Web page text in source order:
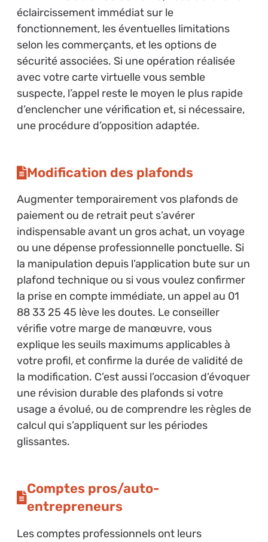
éclaircissement immédiat sur le
fonctionnement, les éventuelles limitations
selon les commerçants, et les options de
sécurité associées. Si une opération réalisée
avec votre carte virtuelle vous semble
suspecte, l’appel reste le moyen le plus rapide
d’enclencher une vérification et, si nécessaire,
une procédure d’opposition adaptée.
Modification des plafonds
Augmenter temporairement vos plafonds de
paiement ou de retrait peut s’avérer
indispensable avant un gros achat, un voyage
ou une dépense professionnelle ponctuelle. Si
la manipulation depuis l’application bute sur un
plafond technique ou si vous voulez confirmer
la prise en compte immédiate, un appel au 01
88 33 25 45 lève les doutes. Le conseiller
vérifie votre marge de manœuvre, vous
explique les seuils maximums applicables à
votre profil, et confirme la durée de validité de
la modification. C’est aussi l’occasion d’évoquer
une révision durable des plafonds si votre
usage a évolué, ou de comprendre les règles de
calcul qui s’appliquent sur les périodes
glissantes.
Comptes pros/auto-
entrepreneurs
Les comptes professionnels ont leurs